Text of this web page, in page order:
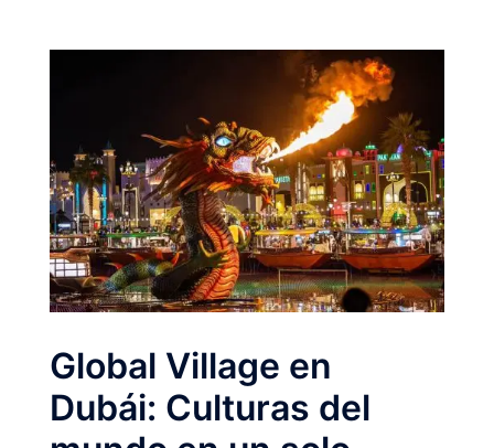
Global Village en
Dubái: Culturas del